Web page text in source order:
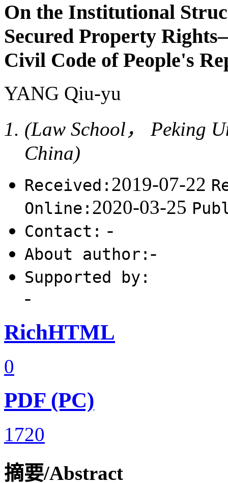
On the Institutional
Secured Property
Civil Code of People's
YANG Qiu-yu
(Law School， Peking
China)
Received: 2019-07-22
Online: 2020-03-25
Contact: -
About author: -
Supported by:
-
RichHTML
0
PDF (PC)
1720
摘要/Abstract